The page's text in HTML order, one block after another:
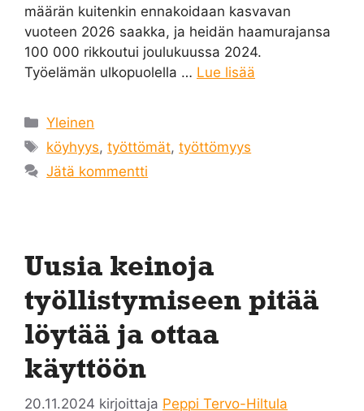
määrän kuitenkin ennakoidaan kasvavan
vuoteen 2026 saakka, ja heidän haamurajansa
100 000 rikkoutui joulukuussa 2024.
Työelämän ulkopuolella … Lue lisää
Kategoriat
Yleinen
Avainsanat
köyhyys,työttömät,työttömyys
Jätä kommentti
Uusia keinoja
työllistymiseen pitää
löytää ja ottaa
käyttöön
20.11.2024 kirjoittaja Peppi Tervo-Hiltula